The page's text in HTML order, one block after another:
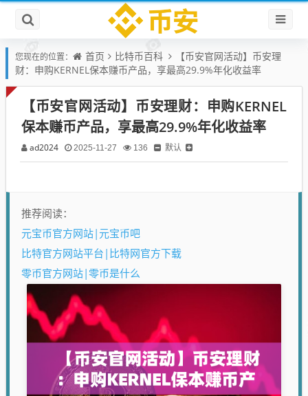
您现在的位置： 首页 比特币百科
【币安官网活动】币安理
财：申购KERNEL保本赚币产品，享最高29.9%年化收益率
【币安官网活动】币安理财：申购KERNEL
保本赚币产品，享最高29.9%年化收益率
ad2024 2025-11-27 136 默认
推荐阅读：
元宝币官方网站|元宝币吧
比特官方网站平台|比特网官方下载
零币官方网站|零币是什么